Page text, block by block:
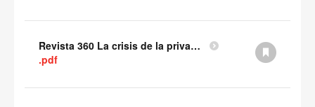
Revista 360 La crisis de la privacidad
.pdf